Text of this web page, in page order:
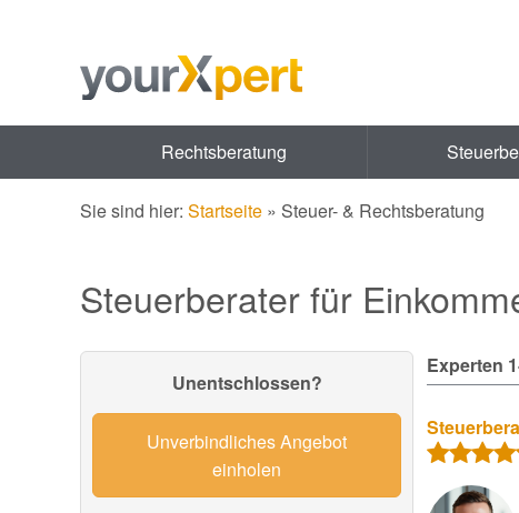
Rechtsberatung
Sie sind hier: Startseite » Steuer- & Rechtsberatung
Steuerberater für
Unentschlossen?
Unverbindliches Angebot
einholen
Experten